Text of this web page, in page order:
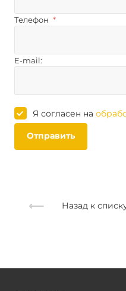
Телефон *
E-mail:
Я согласен на
Отправить
Назад к